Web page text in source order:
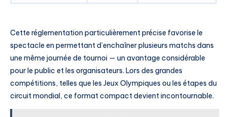
Cette réglementation particulièrement précise favorise le
spectacle en permettant d’enchaîner plusieurs matchs dans
une même journée de tournoi — un avantage considérable
pour le public et les organisateurs. Lors des grandes
compétitions, telles que les Jeux Olympiques ou les étapes du
circuit mondial, ce format compact devient incontournable.